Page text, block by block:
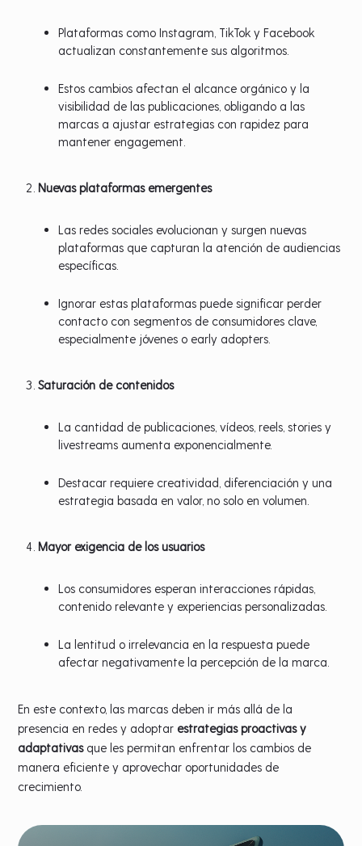
Plataformas como Instagram, TikTok y Facebook
actualizan constantemente sus algoritmos.
Estos cambios afectan el alcance orgánico y la
visibilidad de las publicaciones, obligando a las
marcas a ajustar estrategias con rapidez para
mantener engagement.
Nuevas plataformas emergentes
Las redes sociales evolucionan y surgen nuevas
plataformas que capturan la atención de audiencias
específicas.
Ignorar estas plataformas puede significar perder
contacto con segmentos de consumidores clave,
especialmente jóvenes o early adopters.
Saturación de contenidos
La cantidad de publicaciones, vídeos, reels, stories y
livestreams aumenta exponencialmente.
Destacar requiere creatividad, diferenciación y una
estrategia basada en valor, no solo en volumen.
Mayor exigencia de los usuarios
Los consumidores esperan interacciones rápidas,
contenido relevante y experiencias personalizadas.
La lentitud o irrelevancia en la respuesta puede
afectar negativamente la percepción de la marca.
En este contexto, las marcas deben ir más allá de la
presencia en redes y adoptar estrategias proactivas y
adaptativasque les permitan enfrentar los cambios de
manera eficiente y aprovechar oportunidades de
crecimiento.